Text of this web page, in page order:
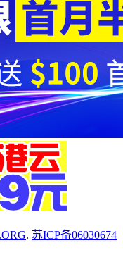
. 苏ICP备06030674